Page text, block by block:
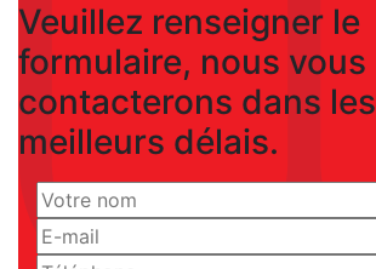
Veuillez renseigner le
formulaire, nous vous
contacterons dans les
meilleurs délais.